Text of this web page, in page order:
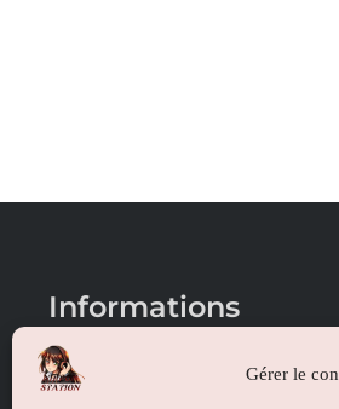
Gérer le
Informations
Conditions générales de vente